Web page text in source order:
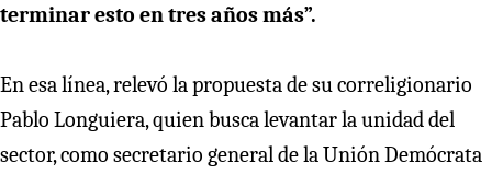
terminar esto en tres años más”.
En esa línea, relevó la propuesta de su correligionario
Pablo Longuiera, quien busca levantar la unidad del
sector, como secretario general de la Unión Demócrata